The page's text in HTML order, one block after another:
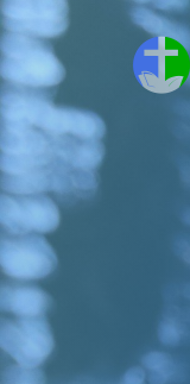
Skip
to
content